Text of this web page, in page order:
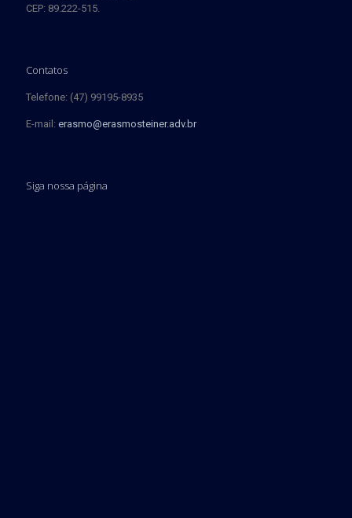
CEP: 89.222-515.
Contatos
Telefone: (47) 99195-8935
E-mail: erasmo@erasmosteiner.adv.br
Siga nossa página